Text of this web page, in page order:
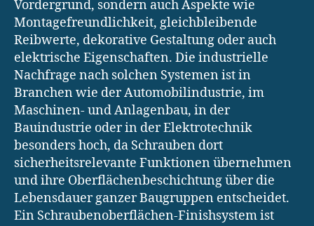
Vordergrund, sondern auch Aspekte wie
Montagefreundlichkeit, gleichbleibende
Reibwerte, dekorative Gestaltung oder auch
elektrische Eigenschaften. Die industrielle
Nachfrage nach solchen Systemen ist in
Branchen wie der Automobilindustrie, im
Maschinen- und Anlagenbau, in der
Bauindustrie oder in der Elektrotechnik
besonders hoch, da Schrauben dort
sicherheitsrelevante Funktionen übernehmen
und ihre Oberflächenbeschichtung über die
Lebensdauer ganzer Baugruppen entscheidet.
Ein Schraubenoberflächen-Finishsystem ist